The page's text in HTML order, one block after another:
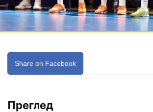
Share on Facebook
Преглед